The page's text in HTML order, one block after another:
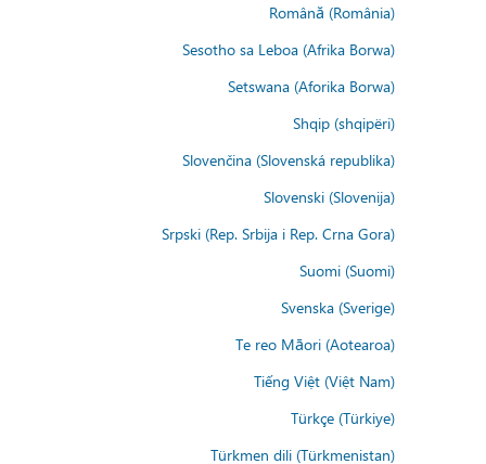
Română (România)
Sesotho sa Leboa (Afrika Borwa)
Setswana (Aforika Borwa)
Shqip (shqipëri)
Slovenčina (Slovenská republika)
Slovenski (Slovenija)
Srpski (Rep. Srbija i Rep. Crna Gora)
Suomi (Suomi)
Svenska (Sverige)
Te reo Māori (Aotearoa)
Tiếng Việt (Việt Nam)
Türkçe (Türkiye)
Türkmen dili (Türkmenistan)